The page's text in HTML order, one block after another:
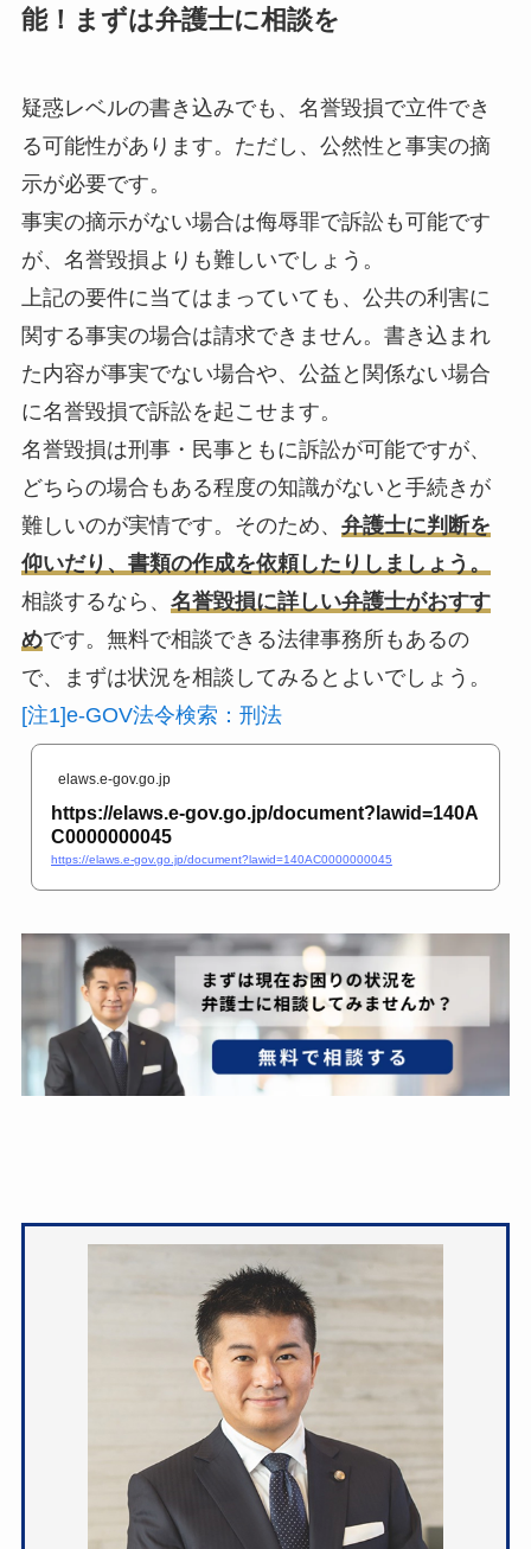
能！まずは弁護士に相談を
疑惑レベルの書き込みでも、名誉毀損で立件でき
る可能性があります。ただし、 公然性と事実の摘
示が必要です。
事実の摘示がない場合は侮辱罪で訴訟も可能です
が、名誉毀損よりも難しいでしょう。
上記の要件に当てはまっていても、公共の利害に
関する事実の場合は請求できません。書き込まれ
た内容が事実でない場合や、公益と関係ない場合
に名誉毀損で訴訟を起こせます。
名誉毀損は刑事・民事ともに訴訟が可能ですが、
どちらの場合もある程度の知識がないと手続きが
難しいのが実情です。そのため、 弁護士に判断を
仰いだり、書類の作成を依頼したりしましょう。
相談するなら、 名誉毀損に詳しい弁護士がおすす
めです。無料で相談できる法律事務所もあるの
で、まずは状況を相談してみるとよいでしょう。
[注1]e-GOV法令検索：刑法
elaws.e-gov.go.jp
https://elaws.e-gov.go.jp/document?lawid=140A
C0000000045
https://elaws.e-gov.go.jp/document?lawid=140AC0000000045